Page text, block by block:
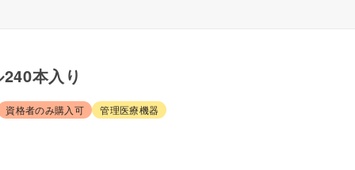
院内設備・備品
本入り
資格者のみ購入可 管理医療機器
【楽トレ】機器付属品